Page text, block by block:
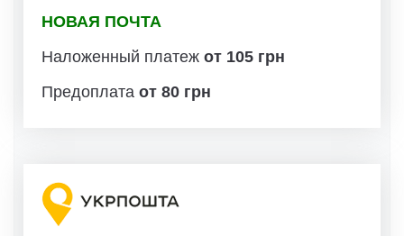
НОВАЯ ПОЧТА
Наложенный платеж от 105 грн
Предоплата от 80 грн